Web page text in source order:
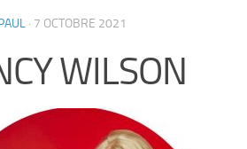
· 7 OCTOBRE 2021
WILSON